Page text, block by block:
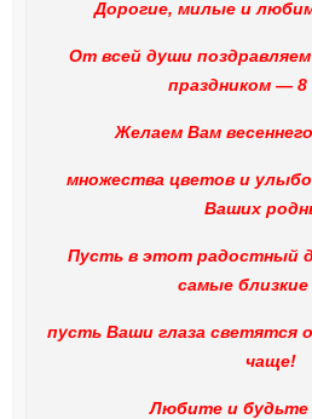
Дорогие, милые и
От всей души
праздником —
Желаем Вам
множества цветов и
Ваших
Пусть в этот радостный
самые
пусть Ваши глаза светятся
чаще!
Любите и